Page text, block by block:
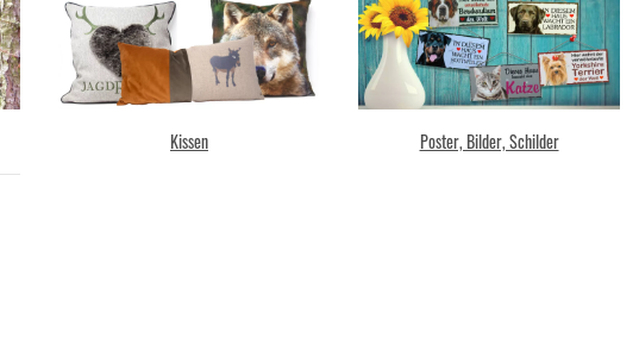
Kissen Poster, Bilder, Schilder